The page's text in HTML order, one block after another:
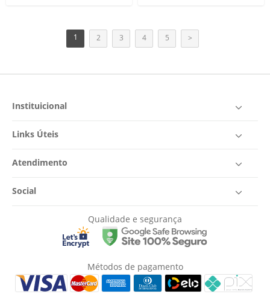
1 2 3 4 5 >
Instituicional
Links Úteis
Atendimento
Social
Qualidade e segurança
Métodos de pagamento